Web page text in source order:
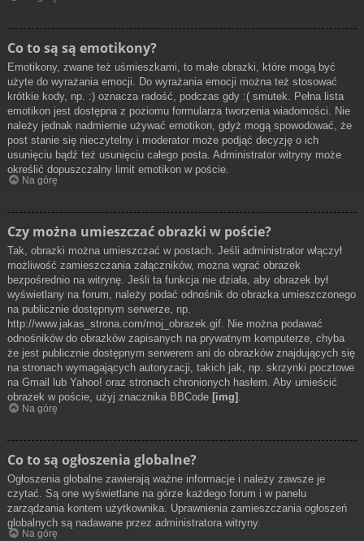
Co to są są emotikony?
Emotikony, zwane też uśmieszkami, to małe obrazki, które mogą być
użyte do wyrażania emocji. Do wyrażania emocji można też stosować
krótkie kody, np. :) oznacza radość, podczas gdy :( smutek. Pełna lista
emotikon jest dostępna z poziomu formularza tworzenia wiadomości. Nie
należy jednak nadmiernie używać emotikon, gdyż mogą spowodować, że
post stanie się nieczytelny i moderator może podjąć decyzję o ich
usunięciu bądź też usunięciu całego posta. Administrator witryny może
określić dopuszczalny limit emotikon w poście.
Na górę
Czy można umieszczać obrazki w poście?
Tak, obrazki można umieszczać w postach. Jeśli administrator włączył
możliwość zamieszczania załączników, można wgrać obrazek
bezpośrednio na witrynę. Jeśli ta funkcja nie działa, aby obrazek był
wyświetlany na forum, należy podać odnośnik do obrazka umieszczonego
na publicznie dostępnym serwerze, np.
http://www.jakas_strona.com/moj_obrazek.gif. Nie można podawać
odnośników do obrazków zapisanych na prywatnym komputerze, chyba
że jest publicznie dostępnym serwerem ani do obrazków znajdujących się
na stronach wymagających autoryzacji, takich jak, np. skrzynki pocztowe
na Gmail lub Yahoo! oraz stronach chronionych hasłem. Aby umieścić
obrazek w poście, użyj znacznika BBCode [img] .
Na górę
Co to są ogłoszenia globalne?
Ogłoszenia globalne zawierają ważne informacje i należy zawsze je
czytać. Są one wyświetlane na górze każdego forum i w panelu
zarządzania kontem użytkownika. Uprawnienia zamieszczania ogłoszeń
globalnych są nadawane przez administratora witryny.
Na górę